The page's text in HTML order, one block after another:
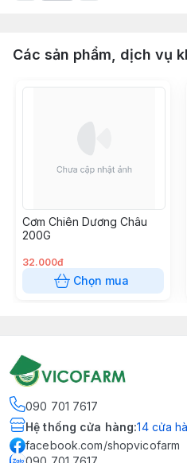
Các sản phẩm, dịch vụ
Cơm Chiên Dương Châu
200G
32.000đ
Chọn mua
090 701 7617
Hệ thống cửa hàng:14 cửa
facebook.com/shopvicofarm